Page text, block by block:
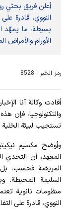
أعلن فريق بحثي
النووي، قادرة
بسيطة، ما يمهّد
الأورام والأمراض
رمز الخبر : 8528
أفادت وکالة آنا
والتكنولوجيا، فإن
تستجيب لبيئة
وأوضح مكسيم
المعهد، أن التحدي
المريضة فحسب، بل
السليمة
منظومات نانوية
النووي، قادرة على